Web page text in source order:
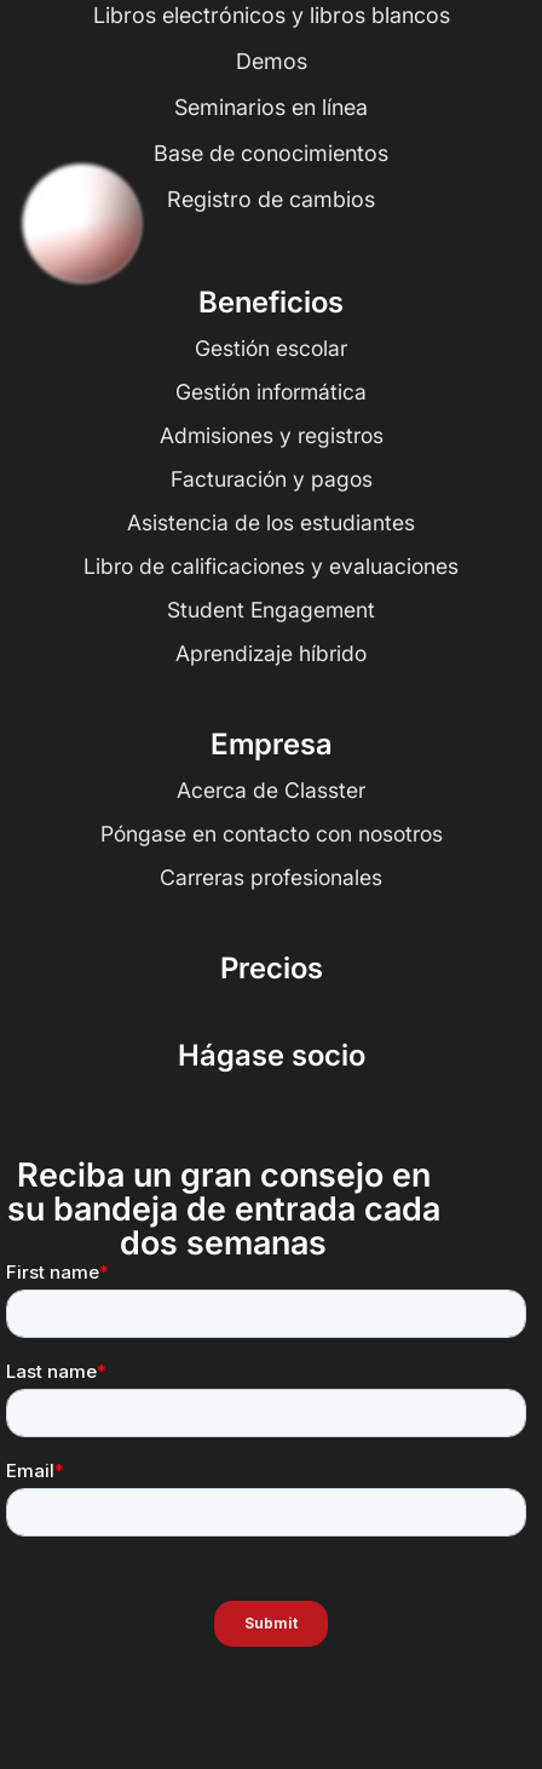
Libros electrónicos y libros blancos
Demos
Seminarios en línea
Base de conocimientos
Registro de cambios
Beneficios
Gestión escolar
Gestión informática
Admisiones y registros
Facturación y pagos
Asistencia de los estudiantes
Libro de calificaciones y evaluaciones
Student Engagement
Aprendizaje híbrido
Empresa
Acerca de Classter
Póngase en contacto con nosotros
Carreras profesionales
Precios
Hágase socio
Reciba un gran consejo en
su bandeja de entrada cada
dos semanas